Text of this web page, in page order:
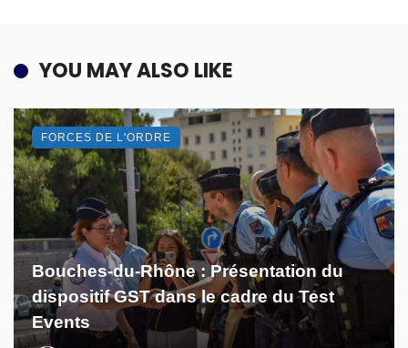
YOU MAY ALSO LIKE
Bouches-du-Rhône : Présentation du
dispositif GST dans le cadre du Test
Events
FORCES DE L'ORDRE